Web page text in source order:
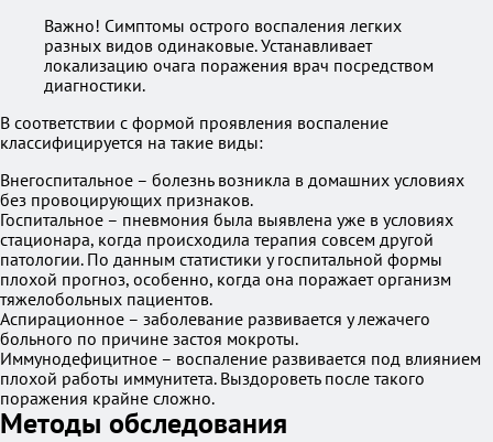
Важно! Симптомы острого воспаления легких
разных видов одинаковые. Устанавливает
локализацию очага поражения врач посредством
диагностики.
В соответствии с формой проявления воспаление
классифицируется на такие виды:
Внегоспитальное – болезнь возникла в домашних условиях
без провоцирующих признаков.
Госпитальное – пневмония была выявлена уже в условиях
стационара, когда происходила терапия совсем другой
патологии. По данным статистики у госпитальной формы
плохой прогноз, особенно, когда она поражает организм
тяжелобольных пациентов.
Аспирационное – заболевание развивается у лежачего
больного по причине застоя мокроты.
Иммунодефицитное – воспаление развивается под влиянием
плохой работы иммунитета. Выздороветь после такого
поражения крайне сложно.
Методы обследования